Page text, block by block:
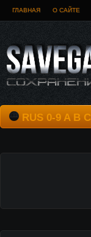
ГЛАВНАЯ О САЙТЕ
RUS 0-9 A B C